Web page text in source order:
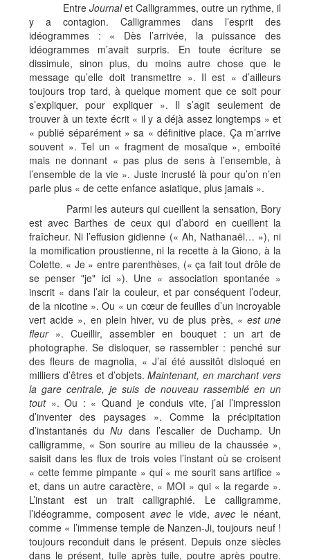
Entre Journalet Calligrammes, outre un rythme, il
y a contagion. Calligrammes dans l’esprit des
idéogrammes : « Dès l’arrivée, la puissance des
idéogrammes m’avait surpris. En toute écriture se
dissimule, sinon plus, du moins autre chose que le
message qu’elle doit transmettre ». Il est « d’ailleurs
toujours trop tard, à quelque moment que ce soit pour
s’expliquer, pour expliquer ». Il s’agit seulement de
trouver à un texte écrit « il y a déjà assez longtemps » et
« publié séparément » sa « définitive place. Ça m’arrive
souvent ». Tel un « fragment de mosaïque », emboîté
mais ne donnant « pas plus de sens à l’ensemble, à
l’ensemble de la vie ». Juste incrusté là pour qu’on n’en
parle plus « de cette enfance asiatique, plus jamais ».
Parmi les auteurs qui cueillent la sensation, Bory
est avec Barthes de ceux qui d’abord en cueillent la
fraîcheur. Ni l’effusion gidienne (« Ah, Nathanaël… »), ni
la momification proustienne, ni la recette à la Giono, à la
Colette. « Je » entre parenthèses, (« ça fait tout drôle de
se penser "je" ici »). Une « association spontanée »
inscrit « dans l’air la couleur, et par conséquent l’odeur,
de la nicotine ». Ou « un cœur de feuilles d’un incroyable
vert acide », en plein hiver, vu de plus près, « est une
fleur». Cueillir, assembler en bouquet : un art de
photographe. Se disloquer, se rassembler : penché sur
des fleurs de magnolia, « J’ai été aussitôt disloqué en
milliers d’êtres et d’objets.Maintenant, en marchant vers
la gare centrale, je suis de nouveau rassemblé en un
tout». Ou : « Quand je conduis vite, j’ai l’impression
d’inventer des paysages ». Comme la précipitation
d’instantanés duNu dans l’escalier de Duchamp. Un
calligramme, « Son sourire au milieu de la chaussée »,
saisit dans les flux de trois voies l’instant où se croisent
« cette femme pimpante » qui « me sourit sans artifice »
et, dans un autre caractère, « MOI » qui « la regarde ».
L’instant est un trait calligraphié. Le calligramme,
l’idéogramme, composent avecle vide,avec le néant,
comme « l’immense temple de Nanzen-Ji, toujours neuf !
toujours reconduit dans le présent. Depuis onze siècles
dans le présent, tuile après tuile, poutre après poutre.